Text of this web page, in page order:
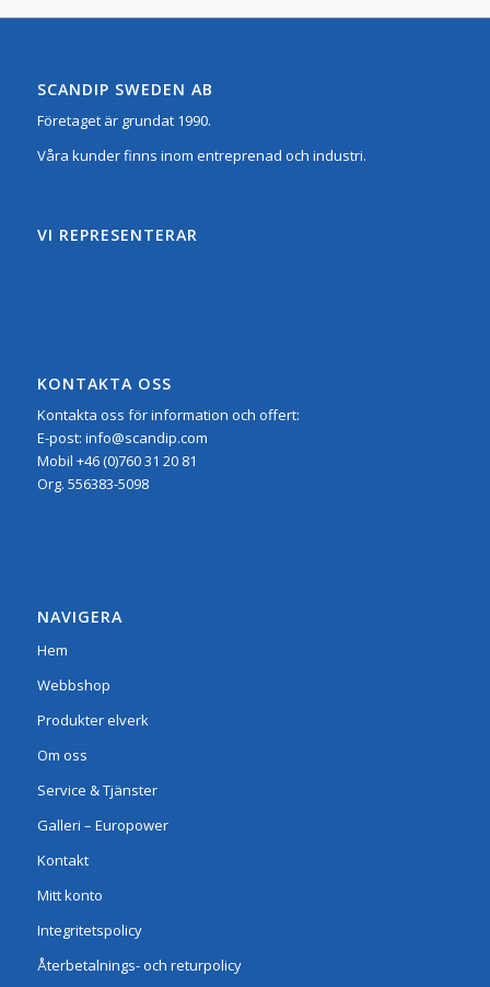
SCANDIP SWEDEN AB
Företaget är grundat 1990.
Våra kunder finns inom entreprenad och industri.
VI REPRESENTERAR
KONTAKTA OSS
Kontakta oss för information och offert:
E-post: info@scandip.com
Mobil +46 (0)760 31 20 81
Org. 556383-5098
NAVIGERA
Hem
Webbshop
Produkter elverk
Om oss
Service & Tjänster
Galleri – Europower
Kontakt
Mitt konto
Integritetspolicy
Återbetalnings- och returpolicy